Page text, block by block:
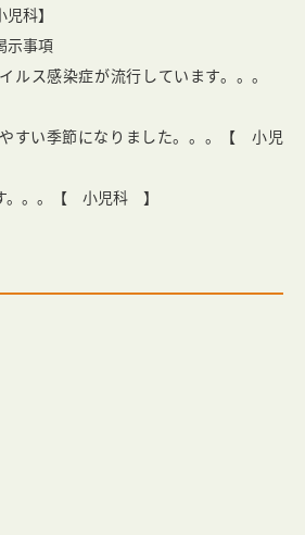
科】
示事項
ルス感染症が流行しています。。。
すい季節になりました。。。【 小児
。。。【 小児科 】